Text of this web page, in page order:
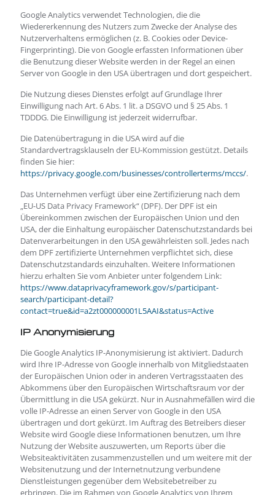
Google Analytics verwendet Technologien, die die
Wiedererkennung des Nutzers zum Zwecke der Analyse des
Nutzerverhaltens ermöglichen (z. B. Cookies oder Device-
Fingerprinting). Die von Google erfassten Informationen über
die Benutzung dieser Website werden in der Regel an einen
Server von Google in den USA übertragen und dort gespeichert.
Die Nutzung dieses Dienstes erfolgt auf Grundlage Ihrer
Einwilligung nach Art. 6 Abs. 1 lit. a DSGVO und § 25 Abs. 1
TDDDG. Die Einwilligung ist jederzeit widerrufbar.
Die Datenübertragung in die USA wird auf die
Standardvertragsklauseln der EU-Kommission gestützt. Details
finden Sie hier:
https://privacy.google.com/businesses/controllerterms/mccs/.
Das Unternehmen verfügt über eine Zertifizierung nach dem
„EU-US Data Privacy Framework“ (DPF). Der DPF ist ein
Übereinkommen zwischen der Europäischen Union und den
USA, der die Einhaltung europäischer Datenschutzstandards bei
Datenverarbeitungen in den USA gewährleisten soll. Jedes nach
dem DPF zertifizierte Unternehmen verpflichtet sich, diese
Datenschutzstandards einzuhalten. Weitere Informationen
hierzu erhalten Sie vom Anbieter unter folgendem Link:
https://www.dataprivacyframework.gov/s/participant-
search/participant-detail?
contact=true&id=a2zt000000001L5AAI&status=Active
IP Anonymisierung
Die Google Analytics IP-Anonymisierung ist aktiviert. Dadurch
wird Ihre IP-Adresse von Google innerhalb von Mitgliedstaaten
der Europäischen Union oder in anderen Vertragsstaaten des
Abkommens über den Europäischen Wirtschaftsraum vor der
Übermittlung in die USA gekürzt. Nur in Ausnahmefällen wird die
volle IP-Adresse an einen Server von Google in den USA
übertragen und dort gekürzt. Im Auftrag des Betreibers dieser
Website wird Google diese Informationen benutzen, um Ihre
Nutzung der Website auszuwerten, um Reports über die
Websiteaktivitäten zusammenzustellen und um weitere mit der
Websitenutzung und der Internetnutzung verbundene
Dienstleistungen gegenüber dem Websitebetreiber zu
erbringen. Die im Rahmen von Google Analytics von Ihrem